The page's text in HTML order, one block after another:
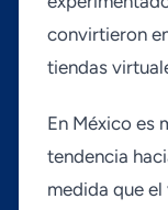
convirtieron
tiendas
En México es
tendencia
medida que